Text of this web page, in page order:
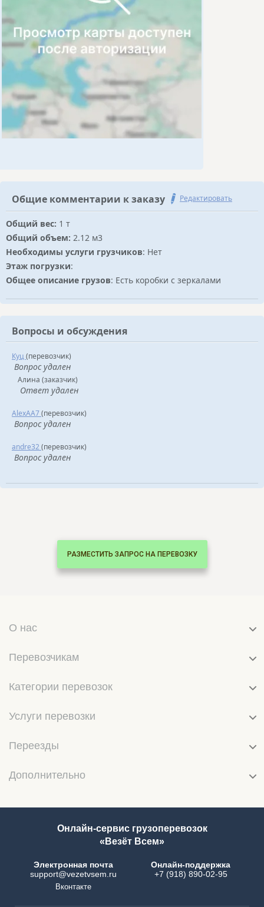
Общие комментарии к заказу Редактировать
Общий вес: 1 т
Общий объем: 2.12 м3
Необходимы услуги грузчиков: Нет
Этаж погрузки:
Общее описание грузов: Есть коробки с зеркалами
Вопросы и обсуждения
Куц(перевозчик)
Вопрос удален
Алина (заказчик)
Ответ удален
AlexAA7(перевозчик)
Вопрос удален
andre32 (перевозчик)
Вопрос удален
РАЗМЕСТИТЬ ЗАПРОС НА ПЕРЕВОЗКУ
О нас
Перевозчикам
Категории перевозок
Услуги перевозки
Переезды
Дополнительно
Онлайн-сервис грузоперевозок
«Везёт Всем»
Электронная почта
support@vezetvsem.ru
Вконтакте
Онлайн-поддержка
+7 (918) 890-02-95